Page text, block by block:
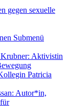
gegen sexuelle
Submenü
Aktivistin
Patricia
Autor*in,